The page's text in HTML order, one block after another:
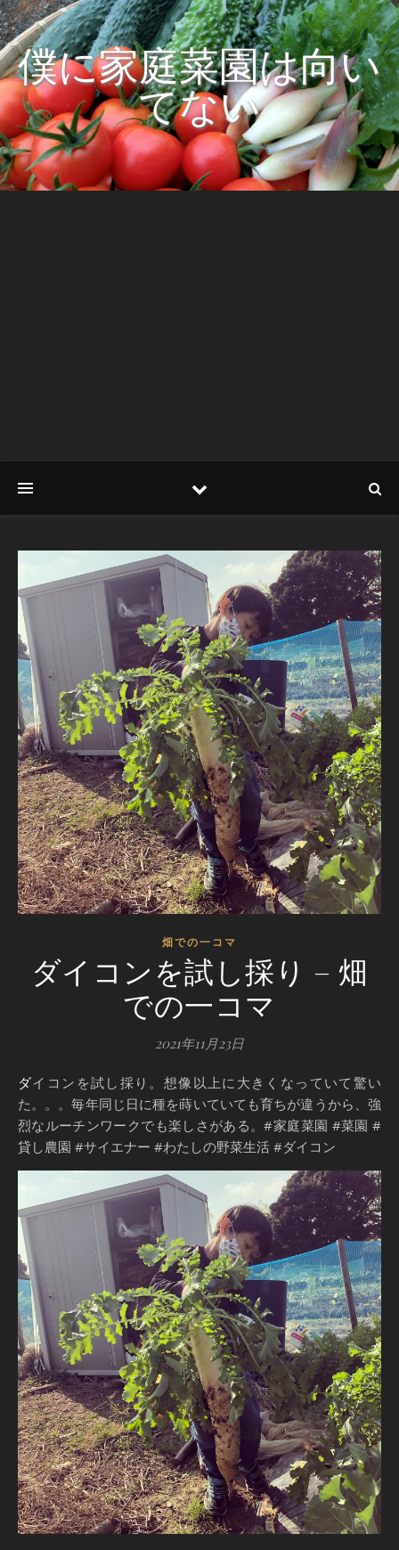
僕に家庭菜園は向い
てない
畑での一コマ
ダイコンを試し採り – 畑
での一コマ
2021年11月23日
ダイコンを試し採り。想像以上に大きくなっていて驚い
た。。。毎年同じ日に種を蒔いていても育ちが違うから、強
烈なルーチンワークでも楽しさがある。#家庭菜園 #菜園 #
貸し農園 #サイエナー #わたしの野菜生活 #ダイコン